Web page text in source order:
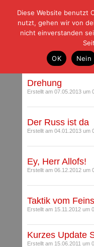
| | |BLOG-G
HOME|REGELN|
Beiträge mit
Drehung
Erstellt am 07.05.2013 um
Der Russ ist da
Erstellt am 04.01.2013 um
Ey, Herr Allofs!
Erstellt am 06.12.2012 um
Taktik vom
Erstellt am 15.11.2012 um
Kurzes Update
Erstellt am 15.06.2011 um
Diese Website benutzt
nutzt, gehen wir von
nicht einverstanden
OK
Nein